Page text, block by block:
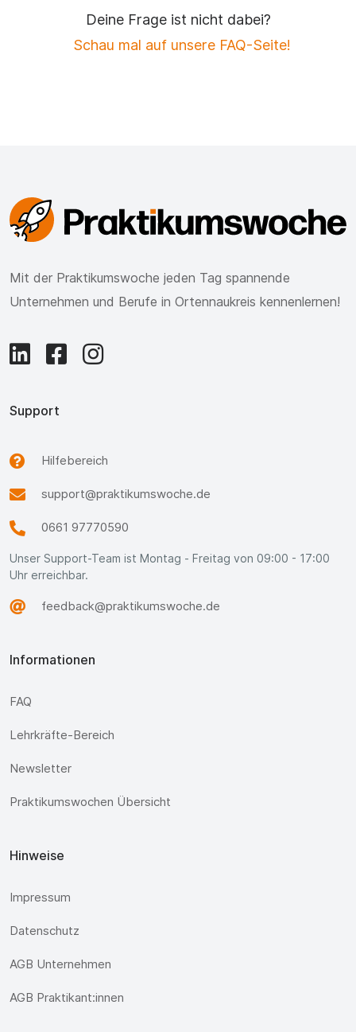
Deine Frage ist nicht dabei?
Schau mal auf unsere FAQ-Seite!
Mit der Praktikumswoche jeden Tag spannende
Unternehmen und Berufe in Ortennaukreis kennenlernen!
Support
Hilfebereich
support@praktikumswoche.de
0661 97770590
Unser Support-Team ist Montag - Freitag von 09:00 - 17:00
Uhr erreichbar.
feedback@praktikumswoche.de
Informationen
FAQ
Lehrkräfte-Bereich
Newsletter
Praktikumswochen Übersicht
Hinweise
Impressum
Datenschutz
AGB Unternehmen
AGB Praktikant:innen